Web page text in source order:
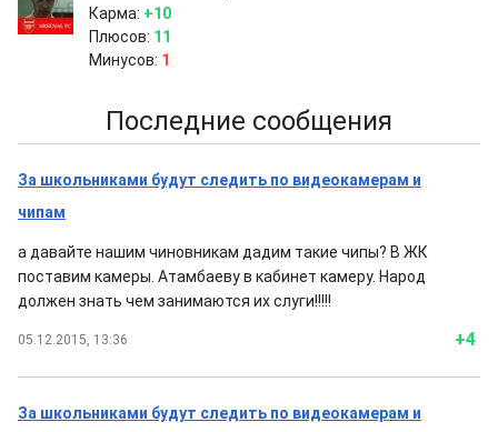
Карма: +10
Плюсов: 11
Минусов: 1
Последние сообщения
За школьниками будут следить по видеокамерам и
чипам
а давайте нашим чиновникам дадим такие чипы? В ЖК
поставим камеры. Атамбаеву в кабинет камеру. Народ
должен знать чем занимаются их слуги!!!!!
05.12.2015, 13:36 +4
За школьниками будут следить по видеокамерам и